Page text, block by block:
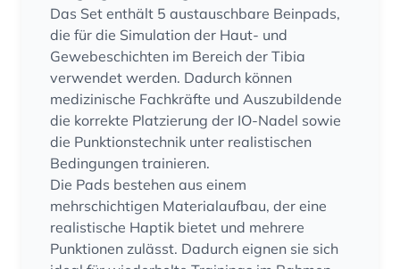
Das Set enthält 5 austauschbare Beinpads,
die für die Simulation der Haut- und
Gewebeschichten im Bereich der Tibia
verwendet werden. Dadurch können
medizinische Fachkräfte und Auszubildende
die korrekte Platzierung der IO-Nadel sowie
die Punktionstechnik unter realistischen
Bedingungen trainieren.
Die Pads bestehen aus einem
mehrschichtigen Materialaufbau, der eine
realistische Haptik bietet und mehrere
Punktionen zulässt. Dadurch eignen sie sich